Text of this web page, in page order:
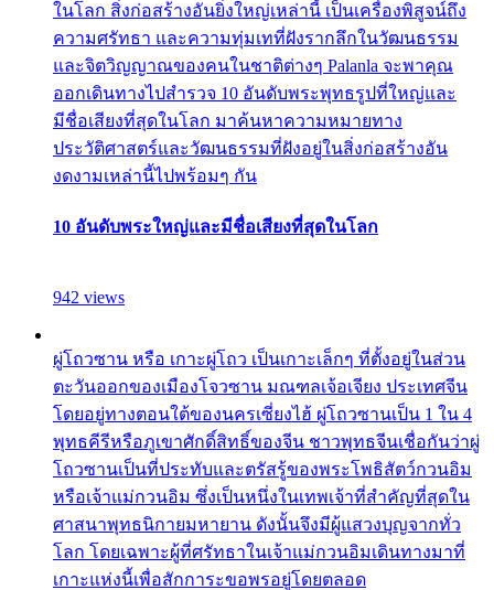
ในโลก สิ่งก่อสร้างอันยิ่งใหญ่เหล่านี้ เป็นเครื่องพิสูจน์ถึง
ความศรัทธา และความทุ่มเทที่ฝังรากลึกในวัฒนธรรม
และจิตวิญญาณของคนในชาติต่างๆ Palanla จะพาคุณ
ออกเดินทางไปสำรวจ 10 อันดับพระพุทธรูปที่ใหญ่และ
มีชื่อเสียงที่สุดในโลก มาค้นหาความหมายทาง
ประวัติศาสตร์และวัฒนธรรมที่ฝังอยู่ในสิ่งก่อสร้างอัน
งดงามเหล่านี้ไปพร้อมๆ กัน
10 อันดับพระใหญ่และมีชื่อเสียงที่สุดในโลก
942 views
ผู่โถวซาน หรือ เกาะผู่โถว เป็นเกาะเล็กๆ ที่ตั้งอยู่ในส่วน
ตะวันออกของเมืองโจวซาน มณฑลเจ้อเจียง ประเทศจีน
โดยอยู่ทางตอนใต้ของนครเซี่ยงไฮ้ ผู่โถวซานเป็น 1 ใน 4
พุทธคีรีหรือภูเขาศักดิ์สิทธิ์ของจีน ชาวพุทธจีนเชื่อกันว่าผู่
โถวซานเป็นที่ประทับและตรัสรู้ของพระโพธิสัตว์กวนอิม
หรือเจ้าแม่กวนอิม ซึ่งเป็นหนึ่งในเทพเจ้าที่สำคัญที่สุดใน
ศาสนาพุทธนิกายมหายาน ดังนั้นจึงมีผู้แสวงบุญจากทั่ว
โลก โดยเฉพาะผู้ที่ศรัทธาในเจ้าแม่กวนอิมเดินทางมาที่
เกาะแห่งนี้เพื่อสักการะขอพรอยู่โดยตลอด